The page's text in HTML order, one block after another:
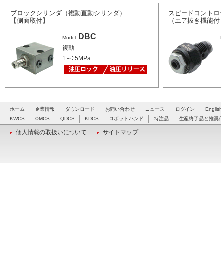
ブロックシリンダ（複動直動シリンダ）
【側面取付】
Model DBC
複動
1～35MPa
スピードコント
（エア抜き機能
ホーム 企業情報 ダウンロード お問い合わせ ニュース ログイン
KWCS
QMCS QDCS KDCS ロボットハンド 特注品 生産終了品と推奨
個人情報の取扱いについて サイトマップ